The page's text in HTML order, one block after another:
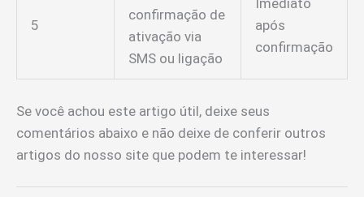
5
confirmação de
ativação via
SMS ou ligação
Imediato
após
confirmação
Se você achou este artigo útil, deixe seus
comentários abaixo e não deixe de conferir outros
artigos do nosso site que podem te interessar!